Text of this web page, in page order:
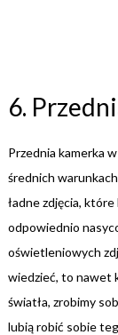
6.
Przednia kamerka
średnich
ładne zdjęcia,
odpowiednio
oświetleniowych
wiedzieć, to nawet
światła, zrobimy
lubią robić sobie